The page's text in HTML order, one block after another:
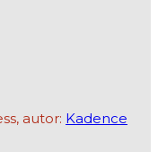
autor: Kadence